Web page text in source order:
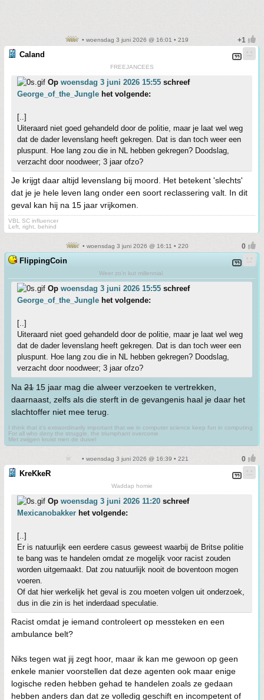
• woensdag 3 juni 2026 @ 16:01 • 219
Caland
FREEJANCEES
Op woensdag 3 juni 2026 15:55 schreef
George_of_the_Jungle het volgende:
[..]
Uiteraard niet goed gehandeld door de politie, maar je laat wel weg
dat de dader levenslang heeft gekregen. Dat is dan toch weer een
pluspunt. Hoe lang zou die in NL hebben gekregen? Doodslag,
verzacht door noodweer; 3 jaar ofzo?
Je krijgt daar altijd levenslang bij moord. Het betekent 'slechts'
dat je je hele leven lang onder een soort reclassering valt. In dit
geval kan hij na 15 jaar vrijkomen.
VBL SC influencer
Left, right, behind
• woensdag 3 juni 2026 @ 16:11 • 220
FlippingCoin
Weer zo'n kut millennial.
Op woensdag 3 juni 2026 15:55 schreef
George_of_the_Jungle het volgende:
[..]
Uiteraard niet goed gehandeld door de politie, maar je laat wel weg
dat de dader levenslang heeft gekregen. Dat is dan toch weer een
pluspunt. Hoe lang zou die in NL hebben gekregen? Doodslag,
verzacht door noodweer; 3 jaar ofzo?
Na 21 15 jaar mag die alweer verzoeken te vertrekken,
daarnaast, zelfs als die sterft in de gevangenis haal je daar het
slachtoffer niet mee terug.
I think that it’s extraordinarily important that we in computer science keep fun in computing
For all who deny the struggle, the triumphant overcome
Met zwijgen kruist men de duivel
• woensdag 3 juni 2026 @ 16:39 • 221
KreKkeR
Waddap homie
Op woensdag 3 juni 2026 11:20 schreef
Mexicanobakker het volgende:
[..]
Er is natuurlijk een eerdere casus geweest waarbij de Britse politie
te bang was te handelen omdat ze mogelijk voor racist zouden
worden uitgemaakt. Dat zou natuurlijk nooit de boventoon mogen
voeren.
Of dat hier werkelijk het geval is zou moeten volgen uit onderzoek,
dus in die zin is het inderdaad speculatie.
Racist omdat je iemand controleert op messteken en een
ambulance belt?
Niks tegen wat jij zegt hoor, maar ik kan me gewoon op geen
enkele manier voorstellen dat deze agenten ook maar enige
logische reden hebben gehad te handelen zoals ze gedaan
hebben anders dan dat ze volledig geschift en incompetent of